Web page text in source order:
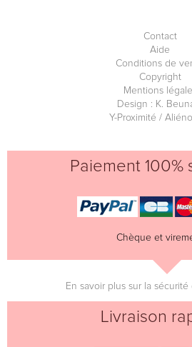
Contact
Aide
Conditions de
Copyright
Mentions
Design : K.
Y-Proximité /
Paiement 100%
Chèque et
En savoir plus sur la
Livraison